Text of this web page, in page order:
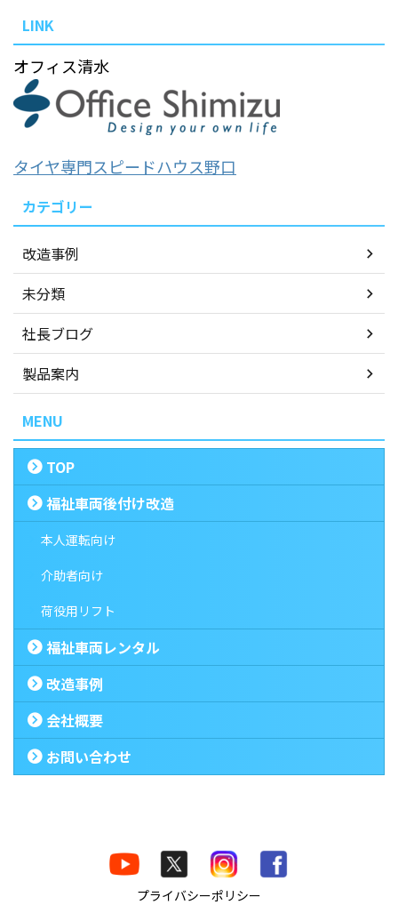
LINK
オフィス清水
タイヤ専門スピードハウス野口
カテゴリー
改造事例
未分類
社長ブログ
製品案内
MENU
TOP
福祉車両後付け改造
本人運転向け
介助者向け
荷役用リフト
福祉車両レンタル
改造事例
会社概要
お問い合わせ
プライバシーポリシー